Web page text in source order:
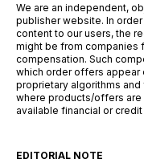
We are an independent,
publisher website. In
content to our users, the
might be from companies
compensation. Such
which order offers appear
proprietary algorithms
where products/offers are
available financial or
EDITORIAL NOTE